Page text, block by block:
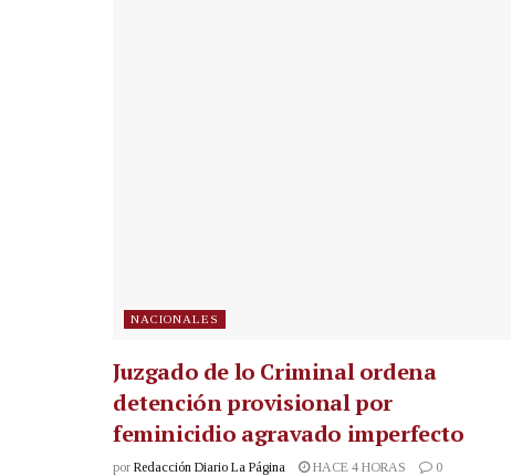
NACIONALES
Juzgado de lo Criminal ordena
detención provisional por
feminicidio agravado imperfecto
por Redacción Diario La Página HACE 4 HORAS 0